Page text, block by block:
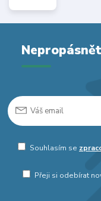
Souhlasím se
Přeji si odebírat